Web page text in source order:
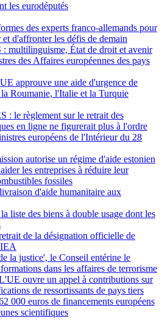
les eurodéputés
des experts franco-allemands pour
d'affronter les défis de demain
: multilinguisme, État de droit et avenir
des Affaires européennes des pays
approuve une aide d'urgence de
Roumanie, l'Italie et la Turquie
: le règlement sur le retrait des
en ligne ne figurerait plus à l'ordre
européens de l'Intérieur du 28
autorise un régime d'aide estonien
les entreprises à réduire leur
fossiles
d'aide humanitaire aux
liste des biens à double usage dont les
de la désignation officielle de
la justice', le Conseil entérine le
dans les affaires de terrorisme
ouvre un appel à contributions sur
de ressortissants de pays tiers
000 euros de financements européens
scientifiques